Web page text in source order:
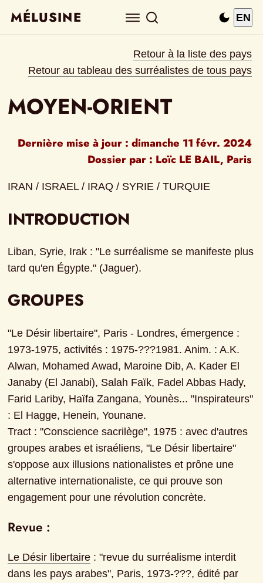
MÉLUSINE EN
Retour à la liste des pays
Retour au tableau des surréalistes de tous pays
MOYEN-ORIENT
Dernière mise à jour : dimanche 11 févr. 2024
Dossier par : Loïc LE BAIL, Paris
IRAN / ISRAEL / IRAQ / SYRIE / TURQUIE
INTRODUCTION
Liban, Syrie, Irak : "Le surréalisme se manifeste plus
tard qu'en Égypte." (Jaguer).
GROUPES
"Le Désir libertaire", Paris - Londres, émergence :
1973-1975, activités : 1975-???1981. Anim. : A.K.
Alwan, Mohamed Awad, Maroine Dib, A. Kader El
Janaby (El Janabi), Salah Faïk, Fadel Abbas Hady,
Farid Lariby, Haïfa Zangana, Younès... "Inspirateurs"
: El Hagge, Henein, Younane.
Tract : "Conscience sacrilège", 1975 : avec d'autres
groupes arabes et israéliens, "Le Désir libertaire"
s'oppose aux illusions nationalistes et prône une
alternative internationaliste, ce qui prouve son
engagement pour une révolution concrète.
Revue :
Le Désir libertaire : "revue du surréalisme interdit
dans les pays arabes", Paris, 1973-???, édité par